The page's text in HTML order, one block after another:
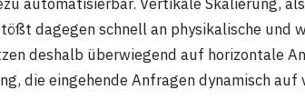
dagegen schnell an physikalische und
deshalb überwiegend auf horizontale
die eingehende Anfragen dynamisch auf